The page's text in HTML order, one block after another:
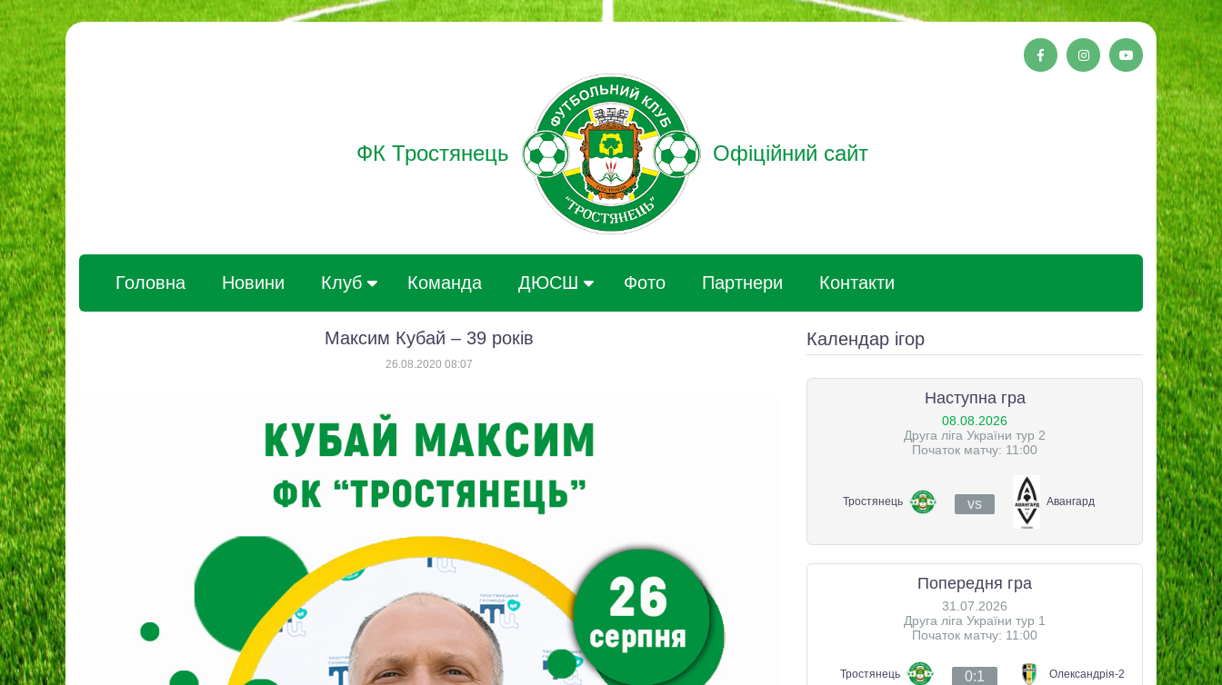
ФК Тростянець Офіційний сайт
Головна Новини Клуб Команда ДЮСШ Фото Партнери Контакти
Максим Кубай – 39 років
26.08.2020 08:07
Календар ігор
Наступна гра
08.08.2026
Друга ліга України тур 2
Початок матчу: 11:00
Тростянець vs Авангард
Попередня гра
31.07.2026
Друга ліга України тур 1
Початок матчу: 11:00
Тростянець 0:1 Олександрія-2